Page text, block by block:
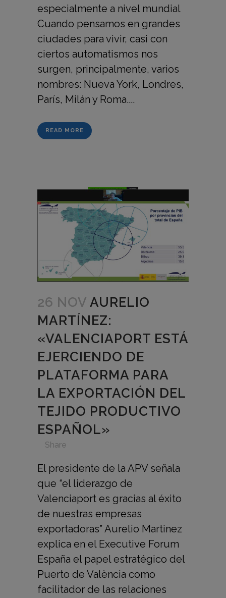
especialmente a nivel mundial
Cuando pensamos en grandes
ciudades para vivir, casi con
ciertos automatismos nos
surgen, principalmente, varios
nombres: Nueva York, Londres,
París, Milán y Roma....
READ MORE
26 NOV AURELIO
MARTÍNEZ:
«VALENCIAPORT ESTÁ
EJERCIENDO DE
PLATAFORMA PARA
LA EXPORTACIÓN DEL
TEJIDO PRODUCTIVO
ESPAÑOL»
Share
El presidente de la APV señala
que “el liderazgo de
Valenciaport es gracias al éxito
de nuestras empresas
exportadoras” Aurelio Martinez
explica en el Executive Forum
España el papel estratégico del
Puerto de València como
facilitador de las relaciones